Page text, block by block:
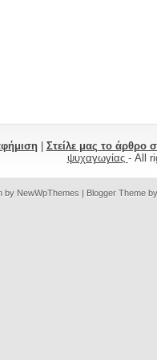
| Στείλε μας το άρθρο
ψυχαγωγίας - All
by NewWpThemes | Blogger Theme